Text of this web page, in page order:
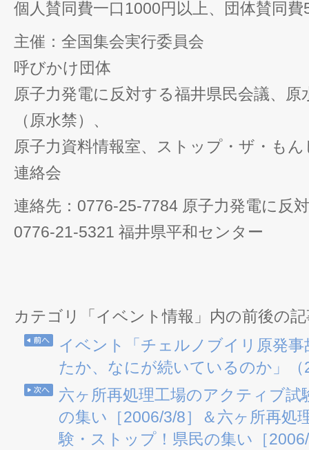
個人賛同費一口1000円以上、団体賛同費
主催：全国集会実行委員会
呼びかけ団体
原子力発電に反対する福井県民会議、原
（原水禁）、
原子力資料情報室、ストップ・ザ・も
連絡会
連絡先：0776-25-7784 原子力発電に反
0776-21-5321 福井県平和センター
カテゴリ「イベント情報」内の前後の
イベント「チェルノブイリ原発
たか、なにが続いているのか」（
六ヶ所再処理工場のアクティブ試
の集い［2006/3/8］＆六ヶ所再処
験・ストップ！県民の集い［